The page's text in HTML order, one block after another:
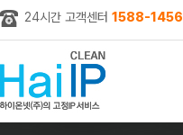
24시간 고객센터 1588-1456